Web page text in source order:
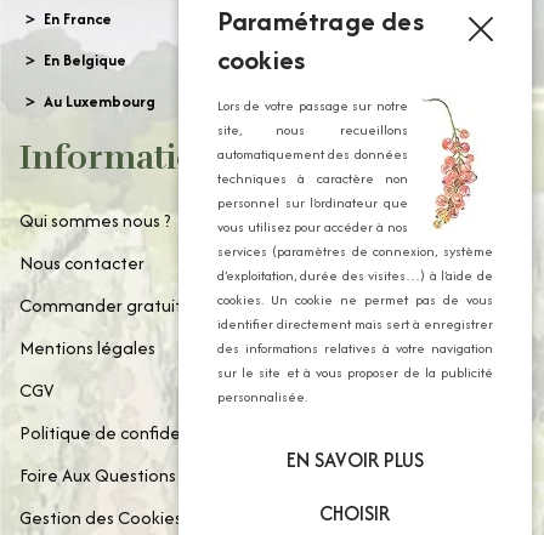
En France
En Belgique
Au Luxembourg
Informations
Qui sommes nous ?
Nous contacter
Commander gratuitement notre catalogue
Mentions légales
CGV
Politique de confidentialité
Foire Aux Questions
Gestion des Cookies
Paramétrage des
cookies
Lors de votre passage sur notre
site, nous recueillons
automatiquement des données
techniques à caractère non
personnel sur l’ordinateur que
vous utilisez pour accéder à nos
services (paramètres de connexion, système
d’exploitation, durée des visites…) à l’aide de
cookies. Un cookie ne permet pas de vous
identifier directement mais sert à enregistrer
des informations relatives à votre navigation
sur le site et à vous proposer de la publicité
personnalisée.
EN SAVOIR PLUS
CHOISIR